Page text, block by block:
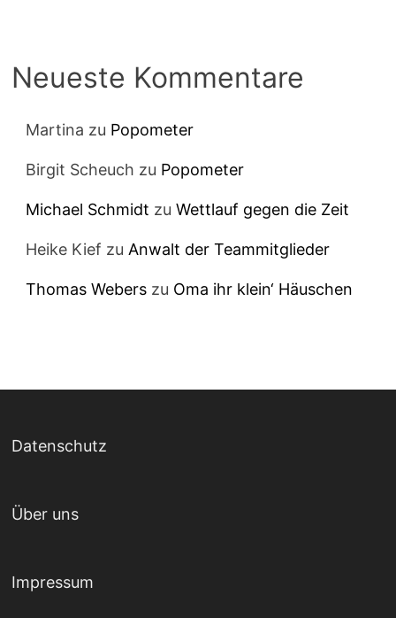
Neueste Kommentare
Martina zu Popometer
Birgit Scheuch zu Popometer
Michael Schmidt zuWettlauf gegen die Zeit
Heike Kief zuAnwalt der Teammitglieder
Thomas Webers zu Oma ihr klein‘ Häuschen
Datenschutz
Über uns
Impressum